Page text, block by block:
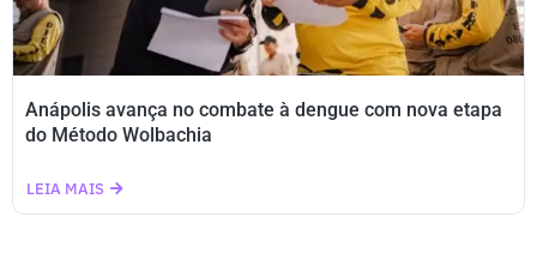
Anápolis avança no combate à dengue com nova etapa
do Método Wolbachia
LEIA MAIS